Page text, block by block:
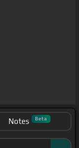
Notes Beta